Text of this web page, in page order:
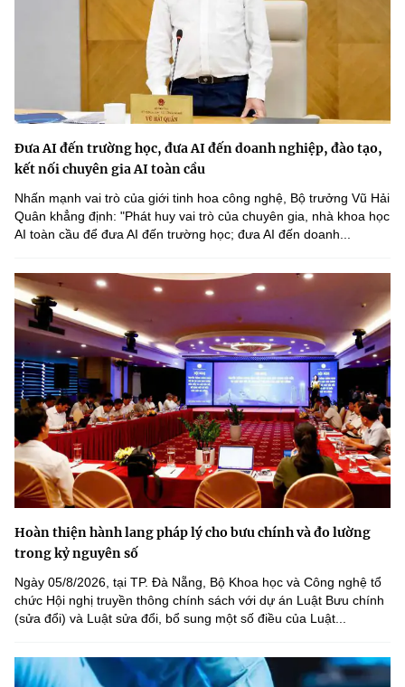
Đưa AI đến trường học, đưa AI đến doanh nghiệp, đào tạo,
kết nối chuyên gia AI toàn cầu
Nhấn mạnh vai trò của giới tinh hoa công nghệ, Bộ trưởng Vũ Hải
Quân khẳng định: "Phát huy vai trò của chuyên gia, nhà khoa học
AI toàn cầu để đưa AI đến trường học; đưa AI đến doanh...
Hoàn thiện hành lang pháp lý cho bưu chính và đo lường
trong kỷ nguyên số
Ngày 05/8/2026, tại TP. Đà Nẵng, Bộ Khoa học và Công nghệ tổ
chức Hội nghị truyền thông chính sách với dự án Luật Bưu chính
(sửa đổi) và Luật sửa đổi, bổ sung một số điều của Luật...